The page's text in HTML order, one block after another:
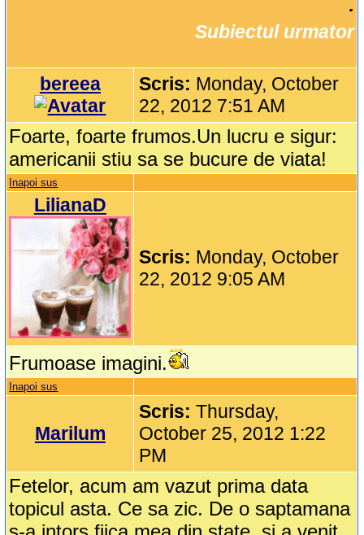
Subiectul urmator
bereea Scris: Monday, October
22, 2012 7:51 AM
Foarte, foarte frumos.Un lucru e sigur:
americanii stiu sa se bucure de viata!
Inapoi sus
LilianaD
Scris: Monday, October
22, 2012 9:05 AM
Frumoase imagini.
Inapoi sus
Marilum
Scris:Thursday,
October 25, 2012 1:22
PM
Fetelor, acum am vazut prima data
topicul asta. Ce sa zic. De o saptamana